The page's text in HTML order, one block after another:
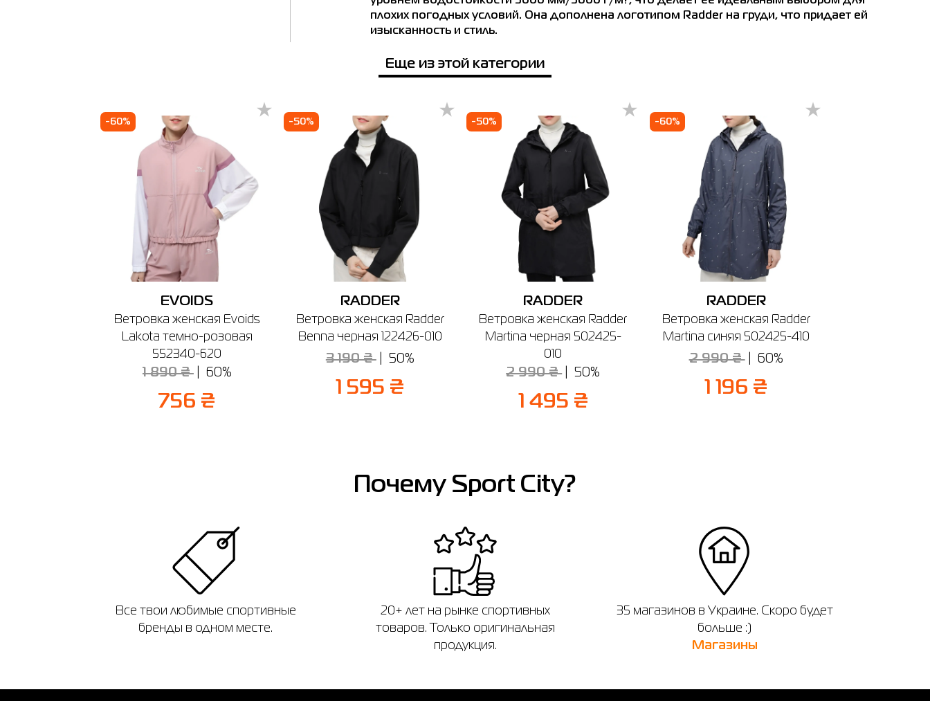
Примерить онлайн
🔸 ТЦ Остров
г. Одесса, ул. Новощепный ряд, 2 (3-й этаж)
График работы: 10:00 - 21:00
46-48 40 98 78 104
50-52 44 110
Если вы не уверены, подойдет ли вам выбранный размер - вы всегда
можете обратиться к консультанту интернет-магазина за помощью.
Напоминаем, что вы можете оформить обмен или возврат заказа в течении
14 дней после покупки.
Имя
плохих погодных условий. Она дополнена логотипом Radder на груди, что придает ей
изысканность и стиль.
Еще из этой категории
-60%
EVOIDS
Ветровка женская Evoids
Lakota темно-розовая
552340-620
1 890 ₴ 60%
756 ₴
-50%
RADDER
Ветровка женская Radder
Benna черная 122426-010
3 190 ₴ 50%
1 595 ₴
-50%
RADDER
Ветровка женская Radder
Martina черная 502425-
010
2 990 ₴ 50%
1 495 ₴
-60%
RADDER
Ветровка женская Radder
Martina синяя 502425-410
2 990 ₴ 60%
1 196 ₴
Почему Sport City?
Все твои любимые спортивные
бренды в одном месте.
20+ лет на рынке спортивных
товаров. Только оригинальная
продукция.
35 магазинов в Украине. Скоро будет
больше :)
Магазины